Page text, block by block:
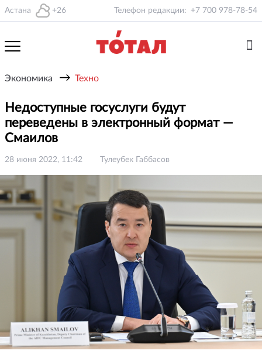
Астана +26 Телефон редакции: +7 700 978-78-54
Экономика → Техно
Недоступные госуслуги будут
переведены в электронный формат —
Смаилов
28 июня 2022, 11:42 Тулеубек Габбасов